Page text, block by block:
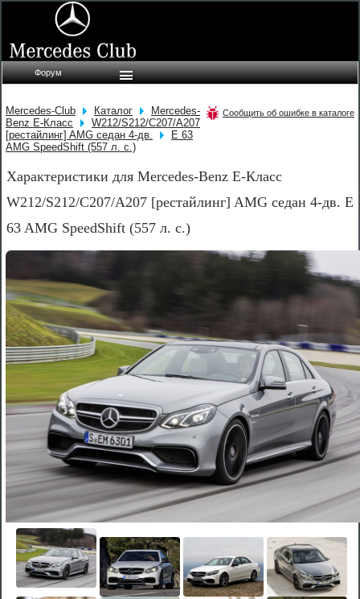
Форум
Mercedes-Club Каталог Сообщить об ошибке в каталоге
Mercedes-
Benz E-Класс
W212/S212/C207/A207
[рестайлинг] AMG седан 4-дв.
E 63
AMG SpeedShift (557 л. с.)
Характеристики для Mercedes-Benz E-Класс
W212/S212/C207/A207 [рестайлинг] AMG седан 4-дв. E
63 AMG SpeedShift (557 л. с.)